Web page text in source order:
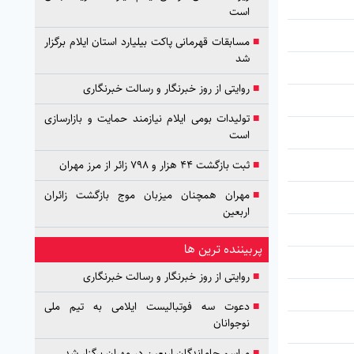
است
■مسابقات قهرمانی پاکت بیلیارد استان ایلام برگزار
شد
■روایتی از روز خبرنگار و رسالت خبرنگاری
■تولیدات بومی ایلام نیازمند حمایت و بازارسازی
است
■ثبت بازگشت ۴۴ هزار و ۷۹۸ زائر از مرز مهران
■مهران همچنان میزبان موج بازگشت زائران
اربعین
پربیننده ترین ها
■روایتی از روز خبرنگار و رسالت خبرنگاری
■دعوت سه فوتبالیست ایلامی به تیم ملی
نوجوانان